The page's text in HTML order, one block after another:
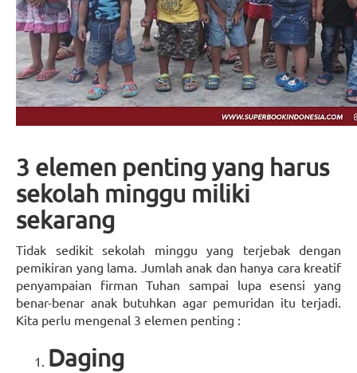
3 elemen penting yang harus
sekolah minggu miliki
sekarang
Tidak sedikit sekolah minggu yang terjebak dengan
pemikiran yang lama. Jumlah anak dan hanya cara kreatif
penyampaian firman Tuhan sampai lupa esensi yang
benar-benar anak butuhkan agar pemuridan itu terjadi.
Kita perlu mengenal 3 elemen penting :
Daging